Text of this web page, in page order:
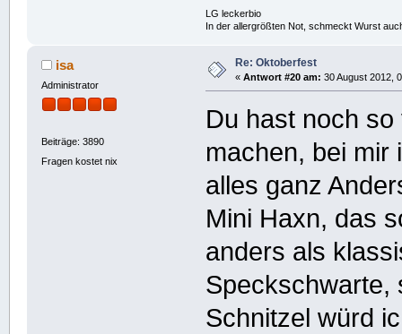
LG leckerbio
In der allergrößten Not, schmeckt Wurst
isa
Administrator
Beiträge: 3890
Fragen kostet nix
Re: Oktoberfest
« Antwort #20 am: 30 August 2012,
Du hast noch
machen, bei mir
alles ganz
Mini Haxn, das
anders als
Speckschwarte,
Schnitzel würd